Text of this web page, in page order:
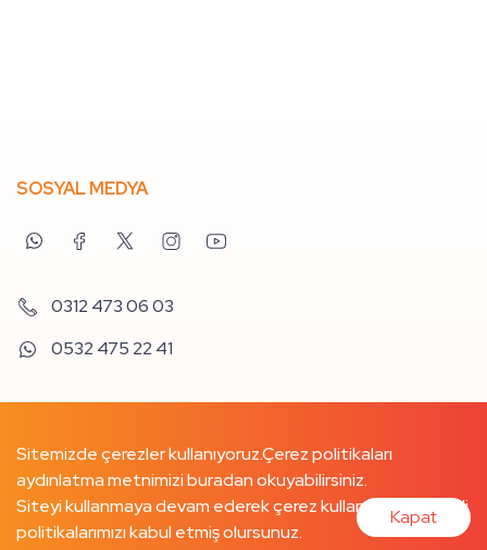
SOSYAL MEDYA
0312 473 06 03
0532 475 22 41
Sitemizde çerezler kullanıyoruz.Çerez politikaları
aydınlatma metnimizi buradanokuyabilirsiniz.
Siteyi kullanmaya devam ederek çerez kullanımımızı ve ilgili
politikalarımızı kabul etmiş olursunuz.
Kapat